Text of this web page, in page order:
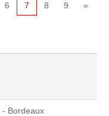
6 7 8 9 »
- Bordeaux